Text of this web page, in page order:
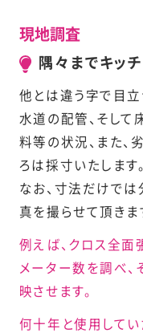
現地調査
隅々までキッ
他とは違う字で目立
水道の配管、そして
料等の状況、また、
ろは採寸いたします。
なお、寸法だけでは
真を撮らせて頂きま
例えば、クロス全
メーター数を調べ、
映させます。
何十年と使用して